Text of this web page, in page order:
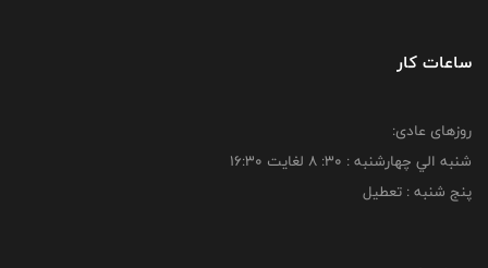
ساعات کار
روزهای عادی:
شنبه الي چهارشنبه : 30: 8 لغايت 16:30
پنج شنبه : تعطیل